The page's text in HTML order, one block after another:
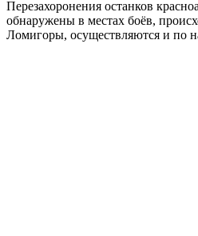
Перезахоронения останков
обнаружены в местах боёв,
Ломигоры, осуществляются и по